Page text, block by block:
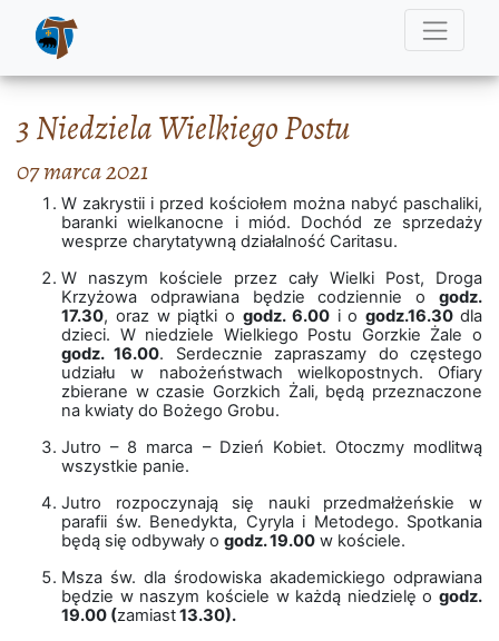
3 Niedziela Wielkiego Postu
07 marca 2021
W zakrystii i przed kościołem można nabyć paschaliki,
baranki wielkanocne i miód. Dochód ze sprzedaży
wesprze charytatywną działalność Caritasu.
W naszym kościele przez cały Wielki Post, Droga
Krzyżowa odprawiana będzie codziennie o godz.
17.30, oraz w piątki o godz. 6.00i ogodz.16.30dla
dzieci. W niedziele Wielkiego Postu Gorzkie Żale o
godz. 16.00. Serdecznie zapraszamy do częstego
udziału w nabożeństwach wielkopostnych. Ofiary
zbierane w czasie Gorzkich Żali, będą przeznaczone
na kwiaty do Bożego Grobu.
Jutro – 8 marca – Dzień Kobiet. Otoczmy modlitwą
wszystkie panie.
Jutro rozpoczynają się nauki przedmałżeńskie w
parafii św. Benedykta, Cyryla i Metodego. Spotkania
będą się odbywały o godz. 19.00 w kościele.
Msza św. dla środowiska akademickiego odprawiana
będzie w naszym kościele w każdą niedzielę o godz.
19.00 (zamiast13.30).